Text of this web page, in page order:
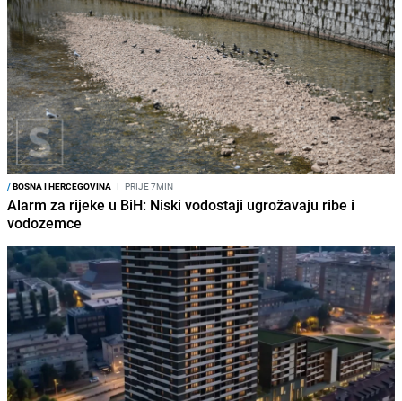
/BOSNA I HERCEGOVINA I PRIJE 7MIN
Alarm za rijeke u BiH: Niski vodostaji ugrožavaju ribe i
vodozemce